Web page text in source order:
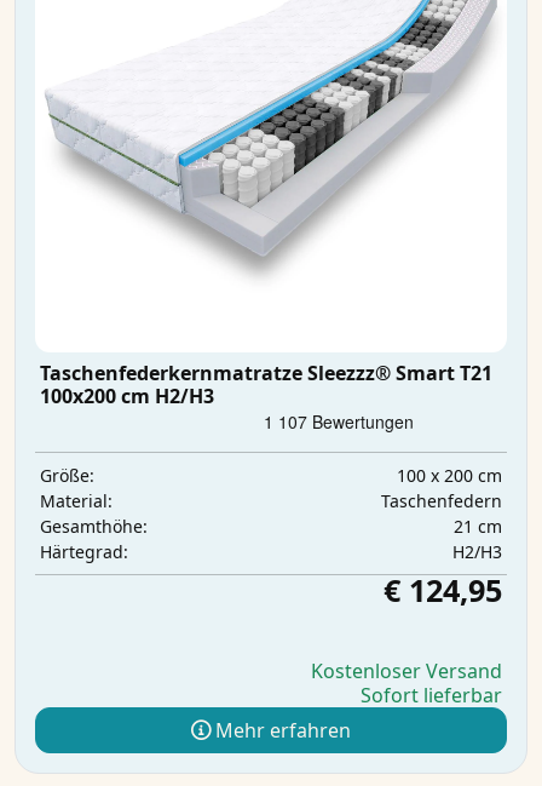
Taschenfederkernmatratze Sleezzz® Smart T21
100x200 cm H2/H3
Größe:
100 x 200 cm
Material:
Taschenfedern
Gesamthöhe:
21 cm
Härtegrad:
H2/H3
€ 124,95
Kostenloser Versand
Sofort lieferbar
Mehr erfahren